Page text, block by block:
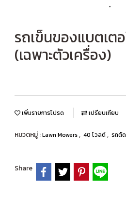
รถเข็นของแบตเต
(เฉพาะตัวเครื่อง)
เพิ่มรายการโปรด เปรียบเทียบ
หมวดหมู่ :Lawn Mowers, 40 โวลต์, รถตั
Share